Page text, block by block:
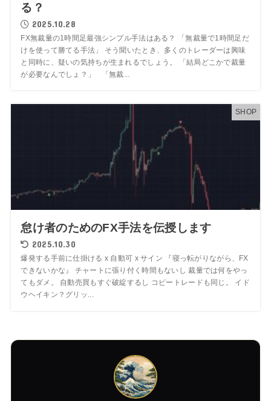
る？
2025.10.28
FX無裁量の1時間足最強シンプル手法はある？ 「無裁量で1時間足だ
けを使って勝てる手法」 そう聞いたとき、多くのトレーダーは興味
と同時に、疑いの気持ちが生まれるでしょう。 「結局どこかで裁量
が必要なんでしょ？」 「無裁...
SHOP
怠け者のためのFX手法を伝授します
2025.10.30
爆発する手前に仕掛ける x 自動可 x サイン 『寝っ転がりながら、FX
できないかな』 チャートに張り付く時間もないし 裁量では何をやっ
てもダメ。 自動売買もすぐ破綻するし コピートレードも同じ。 イド
ウヘイキン？グリッ...